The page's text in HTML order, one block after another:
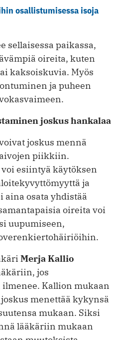
osallistumisessa isoja
sellaisessa paikassa,
oireita, kuten
kaksoiskuvia. Myös
ja puheen
joskus hankalaa
joskus mennä
piikkiin.
esiintyä käytöksen
ja
aina osata yhdistää
oireita voi
uupumiseen,
Merja Kallio
jos
Kallion mukaan
menettää kykynsä
mukaan. Siksi
lääkäriin mukaan